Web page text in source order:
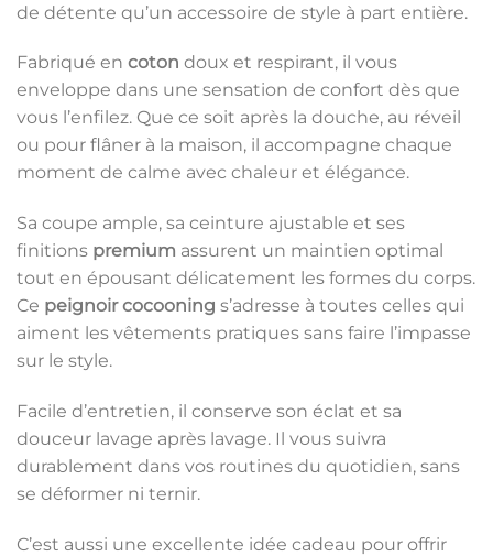
de détente qu’un accessoire de style à part entière.
Fabriqué en coton doux et respirant, il vous
enveloppe dans une sensation de confort dès que
vous l’enfilez. Que ce soit après la douche, au réveil
ou pour flâner à la maison, il accompagne chaque
moment de calme avec chaleur et élégance.
Sa coupe ample, sa ceinture ajustable et ses
finitions premium assurent un maintien optimal
tout en épousant délicatement les formes du corps.
Ce peignoir cocooning s’adresse à toutes celles qui
aiment les vêtements pratiques sans faire l’impasse
sur le style.
Facile d’entretien, il conserve son éclat et sa
douceur lavage après lavage. Il vous suivra
durablement dans vos routines du quotidien, sans
se déformer ni ternir.
C’est aussi une excellente idée cadeau pour offrir